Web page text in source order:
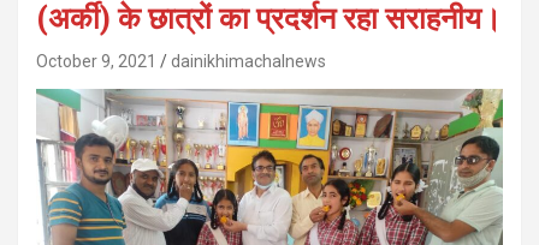
(अर्की) के छात्रों का प्रदर्शन रहा सराहनीय।
October 9, 2021 dainikhimachalnews